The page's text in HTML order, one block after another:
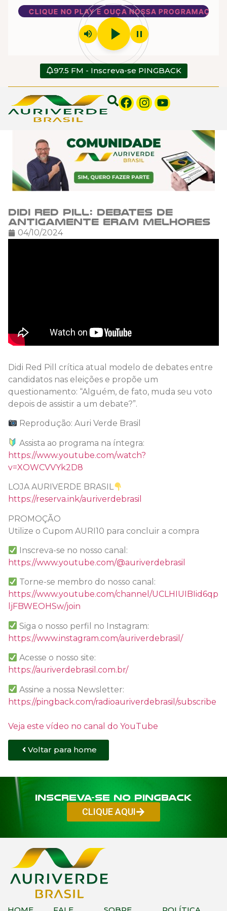
CLIQUE NO PLAY E OUÇA NOSSA PROGRAMAÇÃO
volume_up play_arrow pause
97.5 FM - Inscreva-se PINGBACK
Didi Red Pill: Debates de
antigamente eram melhores
04/10/2024
Didi Red Pill crítica atual modelo de debates entre
candidatos nas eleições e propõe um
questionamento: “Alguém, de fato, muda seu voto
depois de assistir a um debate?”.
Reprodução: Auri Verde Brasil
Assista ao programa na íntegra:
https://www.youtube.com/watch?
v=XOWCVVYk2D8
LOJA AURIVERDE BRASIL
https://reserva.ink/auriverdebrasil
PROMOÇÃO
Utilize o Cupom AURI10 para concluir a compra
Inscreva-se no nosso canal:
https://www.youtube.com/@auriverdebrasil
Torne-se membro do nosso canal:
https://www.youtube.com/channel/UCLHIUIBIid6qp
ljFBWEOHSw/join
Siga o nosso perfil no Instagram:
https://www.instagram.com/auriverdebrasil/
Acesse o nosso site:
https://auriverdebrasil.com.br/
Assine a nossa Newsletter:
https://pingback.com/radioauriverdebrasil/subscribe
Veja este vídeo no canal do YouTube
Voltar para home
Inscreva-se no PINGBACK
CLIQUE AQUI